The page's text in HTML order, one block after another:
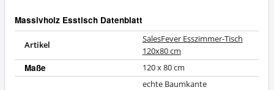
Massivholz Esstisch Datenblatt
Artikel
SalesFever Esszimmer-Tisch
120x80 cm
Maße 120 x 80 cm
echte Baumkante